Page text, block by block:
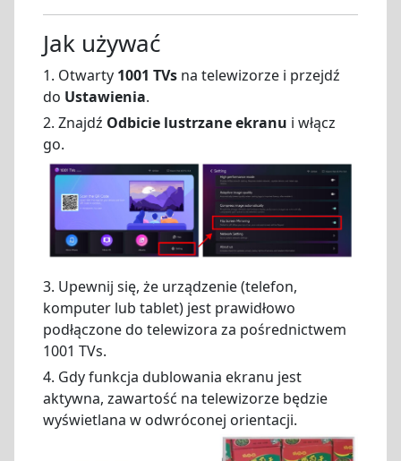
Jak używać
1. Otwarty 1001 TVs na telewizorze i przejdź
do Ustawienia.
2. Znajdź Odbicie lustrzane ekranu i włącz
go.
3. Upewnij się, że urządzenie (telefon,
komputer lub tablet) jest prawidłowo
podłączone do telewizora za pośrednictwem
1001 TVs.
4. Gdy funkcja dublowania ekranu jest
aktywna, zawartość na telewizorze będzie
wyświetlana w odwróconej orientacji.